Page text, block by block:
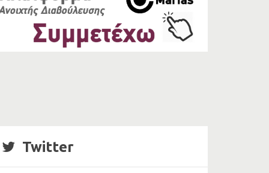
Twitter